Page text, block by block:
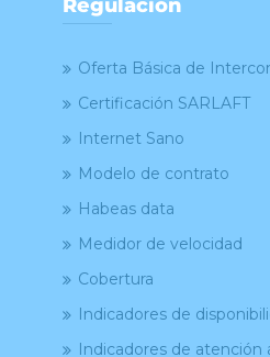
Regulación
Oferta Básica de
Certificación SARLAFT
Internet Sano
Modelo de contrato
Habeas data
Medidor de velocidad
Cobertura
Indicadores de
Indicadores de atención